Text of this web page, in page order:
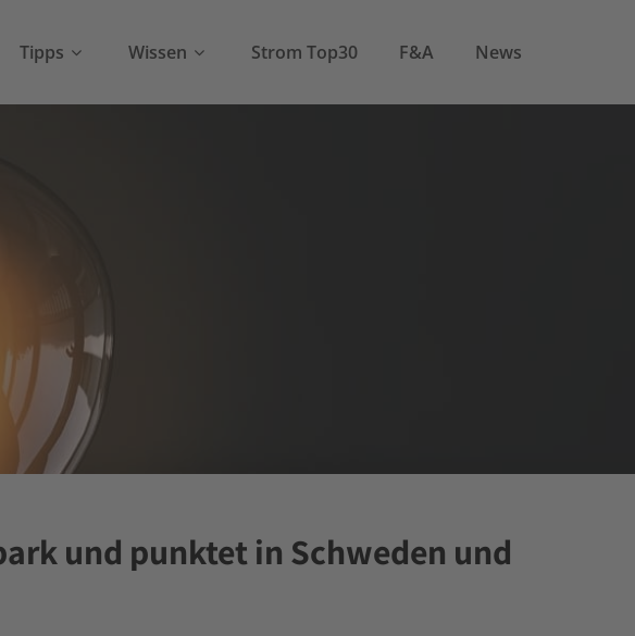
Tipps Wissen Strom Top30 F&A News
und punktet in Schweden und